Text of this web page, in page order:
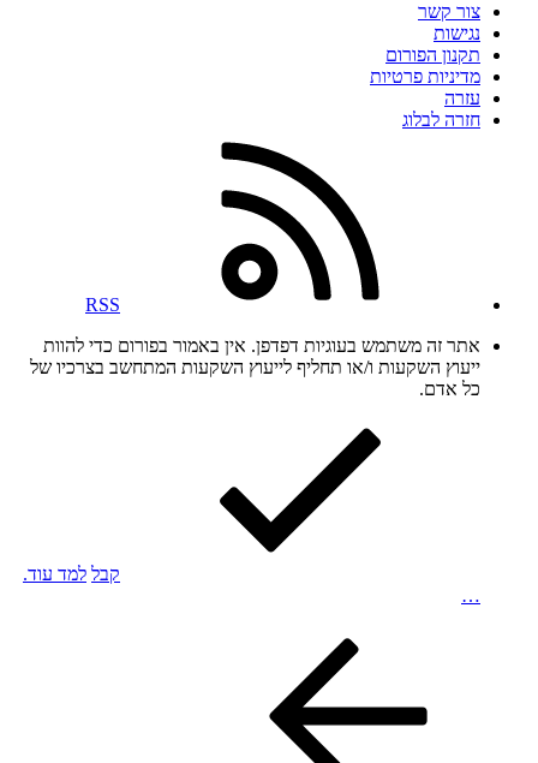
צור קשר
נגישות
תקנון הפורום
מדיניות פרטיות
עזרה
חזרה לבלוג
RSS
אתר זה משתמש בעוגיות דפדפן. אין באמור בפורום כדי להוות
ייעוץ השקעות ו/או תחליף לייעוץ השקעות המתחשב בצרכיו של
כל אדם.
קבל למד עוד.
…